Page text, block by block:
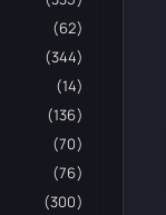
(62)
(344)
(14)
(136)
(70)
(76)
(300)